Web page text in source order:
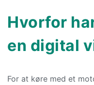
Hvorfor
en digital
For at køre med et